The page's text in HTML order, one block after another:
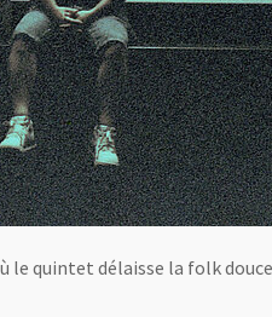
le quintet délaisse la folk